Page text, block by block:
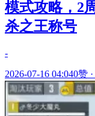
模式攻略，2
杀之王称号
-
2026-07-16 04:040赞 ·